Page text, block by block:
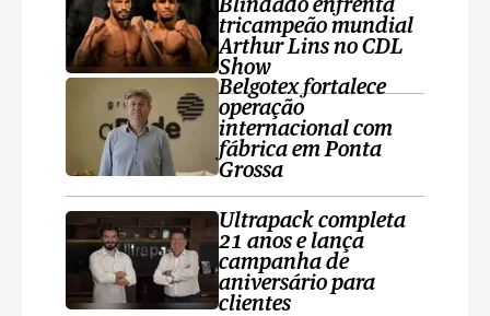
Blindado enfrenta
tricampeão mundial
Arthur Lins no CDL
Show
Belgotex fortalece
operação
internacional com
fábrica em Ponta
Grossa
Ultrapack completa
21 anos e lança
campanha de
aniversário para
clientes